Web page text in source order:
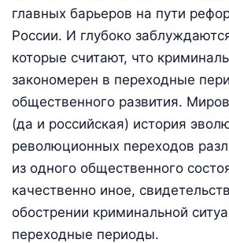
главных барьеров на пути
России. И глубоко
которые считают, что
закономерен в переходные
общественного развития.
(да и российская) история
революционных переходов
из одного общественного
качественно иное,
обострении криминальной
переходные периоды.